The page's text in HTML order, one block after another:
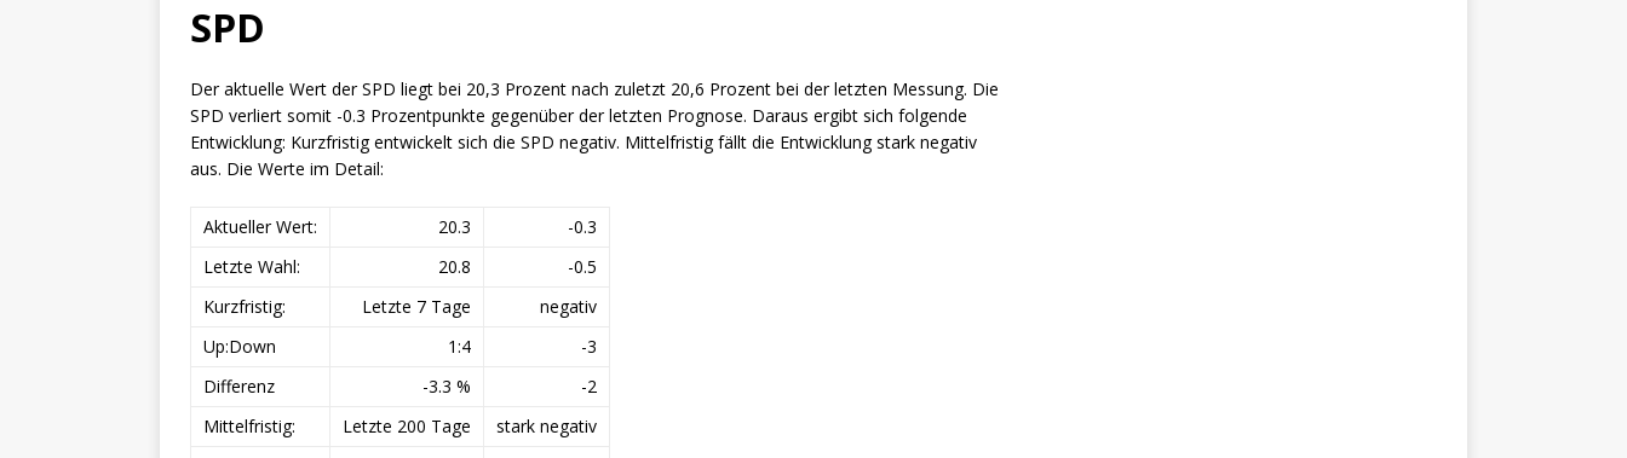
SPD
Der aktuelle Wert der SPD liegt bei 20,3 Prozent nach zuletzt 20,6 Prozent bei der letzten Messung. Die
SPD verliert somit -0.3 Prozentpunkte gegenüber der letzten Prognose. Daraus ergibt sich folgende
Entwicklung: Kurzfristig entwickelt sich die SPD negativ. Mittelfristig fällt die Entwicklung stark negativ
aus. Die Werte im Detail:
Aktueller Wert: 20.3
-0.3
Letzte Wahl:
20.8
-0.5
Kurzfristig:
Letzte 7 Tage
negativ
Up:Down
1:4
-3
Differenz
-3.3 %
-2
Mittelfristig:
Letzte 200 Tage
stark negativ